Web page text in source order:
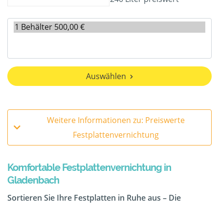
Auswählen
Weitere Informationen zu: Preiswerte
Festplattenvernichtung
Komfortable Festplattenvernichtung in
Gladenbach
Sortieren Sie Ihre Festplatten in Ruhe aus – Die